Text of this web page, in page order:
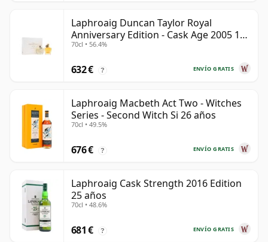
Laphroaig Duncan Taylor Royal
Anniversary Edition - Cask Age 2005 19
años
70cl • 56.4%
ENVÍO GRATIS
632 € ?
Laphroaig Macbeth Act Two - Witches
Series - Second Witch Si 26 años
70cl • 49.5%
ENVÍO GRATIS
676 € ?
Laphroaig Cask Strength 2016 Edition
25 años
70cl • 48.6%
ENVÍO GRATIS
681 € ?